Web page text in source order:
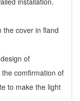
the cover in fland
of
comfirmation of
to make the light